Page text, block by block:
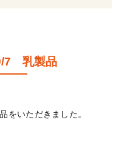
7 乳製品
をいただきました。